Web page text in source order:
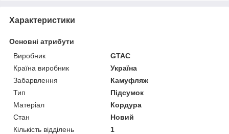
Характеристики
Основні атрибути
Виробник
GTAC
Країна виробник
Україна
Забарвлення
Камуфляж
Тип
Підсумок
Матеріал
Кордура
Стан
Новий
Кількість відділень
1